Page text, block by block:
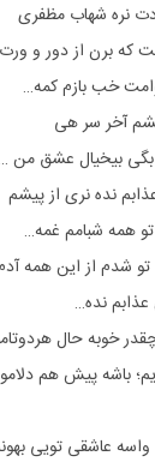
نره شهاب مظفری
که برن از دور و
خب بازم کمه…
آخر سر هی
بیخیال عشق من …
نده نری از پیشم
همه شبامم غمه…
شدم از این همه
نده…
چقدر خوبه حال
باشه پیش هم
واسه عاشقی تویی